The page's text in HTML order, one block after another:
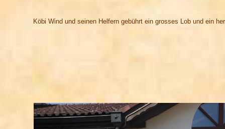
Köbi Wind und seinen Helfern gebührt ein grosses Lob und ein